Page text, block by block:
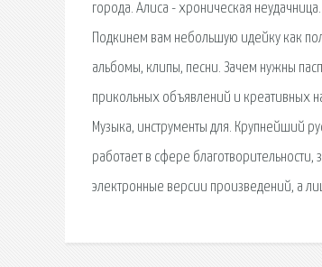
города. Алиса - хроническая
Подкинем вам небольшую идейку как
альбомы, клипы, песни. Зачем нужны
прикольных объявлений и креативных
Музыка, инструменты для. Крупнейший
работает в сфере
электронные версии произведений, а